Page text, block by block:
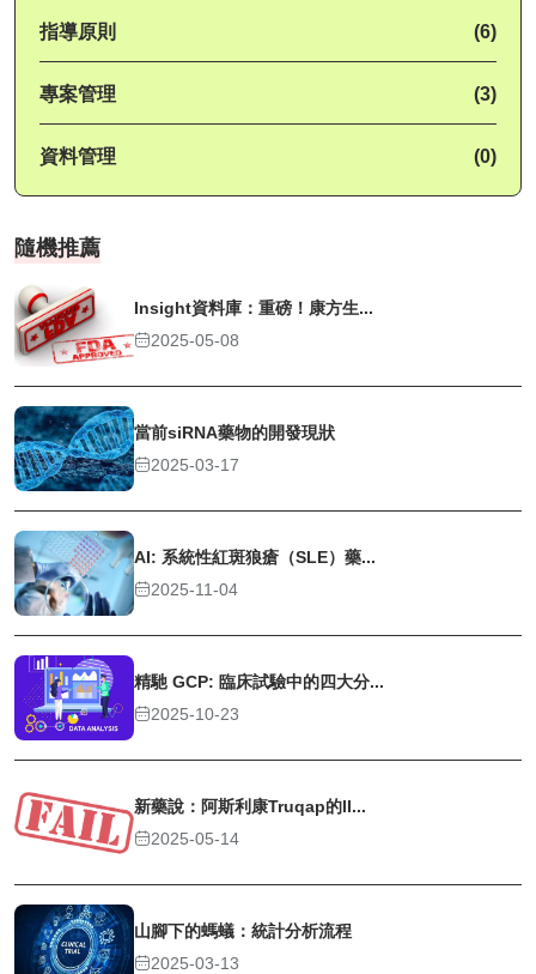
指導原則 (6)
專案管理 (3)
資料管理 (0)
隨機推薦
Insight資料庫：重磅！康方生...
2025-05-08
當前siRNA藥物的開發現狀
2025-03-17
AI: 系統性紅斑狼瘡（SLE）藥...
2025-11-04
精馳 GCP: 臨床試驗中的四大分...
2025-10-23
新藥說：阿斯利康Truqap的II...
2025-05-14
山腳下的螞蟻：統計分析流程
2025-03-13